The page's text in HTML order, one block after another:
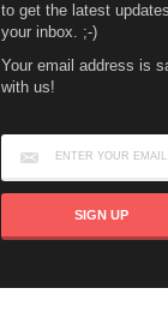
to get the latest
your inbox. ;-)
Your email address is
with us!